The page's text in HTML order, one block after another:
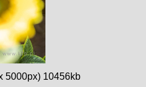
5000px) 10456kb